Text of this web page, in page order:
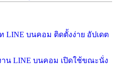
LINE บนคอม ติดตั้งง่าย อัปเดต
าน LINE บนคอม เปิดใช้ขณะนั่ง